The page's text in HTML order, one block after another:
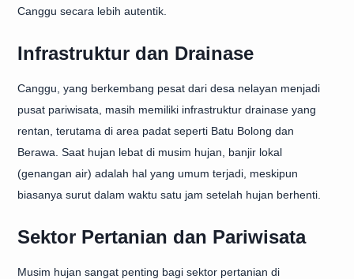
Canggu secara lebih autentik.
Infrastruktur dan Drainase
Canggu, yang berkembang pesat dari desa nelayan menjadi
pusat pariwisata, masih memiliki infrastruktur drainase yang
rentan, terutama di area padat seperti Batu Bolong dan
Berawa. Saat hujan lebat di musim hujan, banjir lokal
(genangan air) adalah hal yang umum terjadi, meskipun
biasanya surut dalam waktu satu jam setelah hujan berhenti.
Sektor Pertanian dan Pariwisata
Musim hujan sangat penting bagi sektor pertanian di